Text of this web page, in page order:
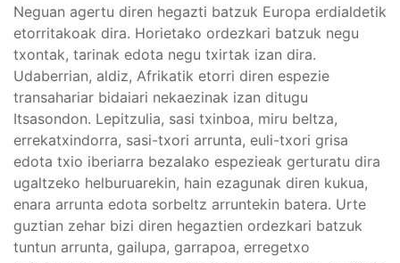
Neguan agertu diren hegazti batzuk Europa erdialdetik
etorritakoak dira. Horietako ordezkari batzuk negu
txontak, tarinak edota negu txirtak izan dira.
Udaberrian, aldiz, Afrikatik etorri diren espezie
transahariar bidaiari nekaezinak izan ditugu
Itsasondon. Lepitzulia, sasi txinboa, miru beltza,
errekatxindorra, sasi-txori arrunta, euli-txori grisa
edota txio iberiarra bezalako espezieak gerturatu dira
ugaltzeko helburuarekin, hain ezagunak diren kukua,
enara arrunta edota sorbeltz arruntekin batera. Urte
guztian zehar bizi diren hegaztien ordezkari batzuk
tuntun arrunta, gailupa, garrapoa, erregetxo